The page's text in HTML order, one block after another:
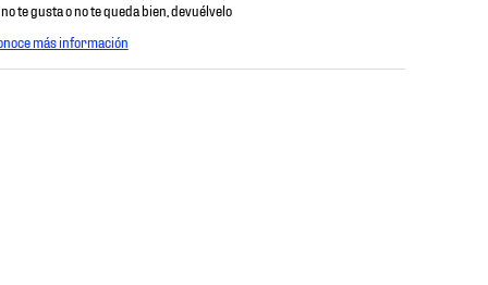
te gusta o no te queda bien, devuélvelo
más información